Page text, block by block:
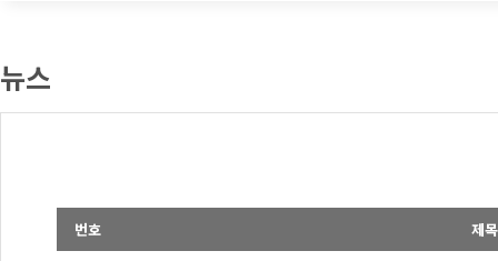
뉴스
번호 제목